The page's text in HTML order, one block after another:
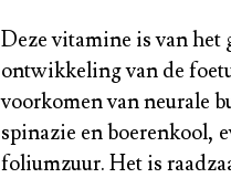
Deze vitamine is van het
ontwikkeling van de
voorkomen van neurale
spinazie en boerenkool,
foliumzuur. Het is